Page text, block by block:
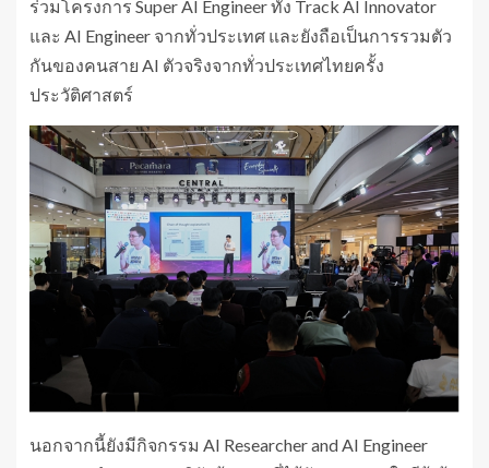
ร่วมโครงการ Super AI Engineer ทั้ง Track AI Innovator
และ AI Engineer จากทั่วประเทศ และยังถือเป็นการรวมตัว
กันของคนสาย AI ตัวจริงจากทั่วประเทศไทยครั้ง
ประวัติศาสตร์
นอกจากนี้ยังมีกิจกรรม AI Researcher and AI Engineer